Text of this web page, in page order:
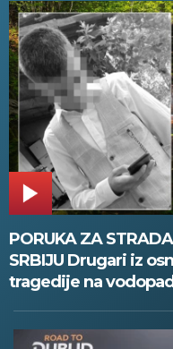
PORUKA ZA
SRBIJU Drugari iz
tragedije na